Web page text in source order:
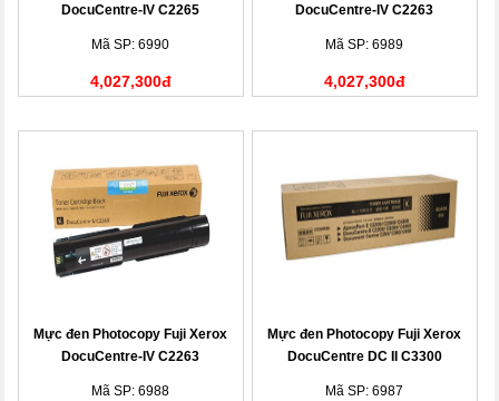
DocuCentre-IV C2265
Mã SP: 6990
4,027,300đ
DocuCentre-IV C2263
Mã SP: 6989
4,027,300đ
Mực đen Photocopy Fuji Xerox
DocuCentre-IV C2263
Mã SP: 6988
Mực đen Photocopy Fuji Xerox
DocuCentre DC II C3300
Mã SP: 6987